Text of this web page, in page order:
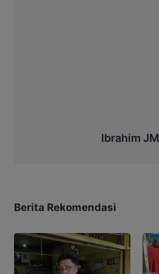
Ibrahim JM
Berita Rekomendasi